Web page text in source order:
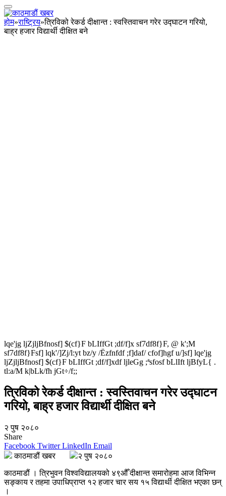
होम»राष्ट्रिय»त्रिविको रेकर्ड दीक्षान्त : स्वस्तिवाचन गरेर उद्घाटन गरियो,
बाह्र हजार विद्यार्थी दीक्षित बने
lqe'jg ljZjljBfnosf] $(cf}F bLIffGt ;df/f]x sf7df8f}F, @ k';M
sf7df8f}Fsf] lqk'/]Zj/l:yt bz/y /Ëzfnfdf ;f]daf/ cfof]hgf u/]sf] lqe'jg
ljZjljBfnosf] $(cf}F bLIffGt ;df/f]xdf ljleGg ;ªsfosf bLlIft ljBfyL{ .
tl:a/M k|bLk/fh jGt÷/f;;
त्रिविको रेकर्ड दीक्षान्त : स्वस्तिवाचन गरेर उद्घाटन
गरियो, बाह्र हजार विद्यार्थी दीक्षित बने
२ पुष २०८०
Share
Facebook Twitter LinkedIn Email
काठमाडौं खबर
२ पुष २०८०
काठमाडौं । त्रिभुवन विश्वविद्यालयको ४९औँ दीक्षान्त समारोहमा आज विभिन्न
सङ्काय र तहमा उपाधिप्राप्त १२ हजार चार सय १५ विद्यार्थी दीक्षित भएका छन्
।